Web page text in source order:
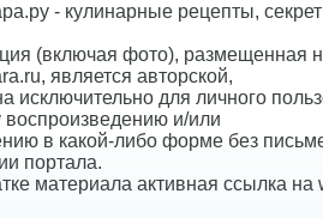
- кулинарные рецепты,
(включая фото), размещенная
является авторской,
исключительно для личного
и/или
в какой-либо форме без
портала.
материала активная ссылка на